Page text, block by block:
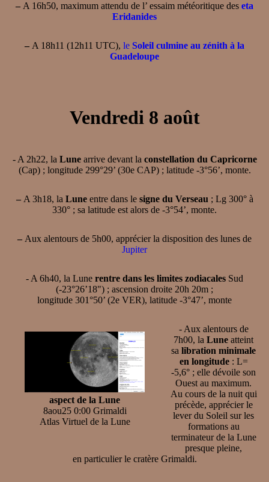
– A 16h50, maximum attendu de l’ essaim météoritique des eta
Eridanides
– A 18h11 (12h11 UTC), le Soleil culmine au zénith à la
Guadeloupe
Vendredi 8 août
- A 2h22, la Lunearrive devant la constellation du Capricorne
(Cap) ; longitude 299°29’ (30e CAP) ; latitude -3°56’, monte.
–A 3h18, la Luneentre dans le signe du Verseau ; Lg 300° à
330° ; sa latitude est alors de -3°54’, monte.
– Aux alentours de 5h00, apprécier la disposition des lunes de
Jupiter
- A 6h40, la Lune rentre dans les limites zodiacales Sud
(-23°26’18") ; ascension droite 20h 20m ;
longitude 301°50’ (2e VER), latitude -3°47’, monte
aspect de la Lune
8aou25 0:00 Grimaldi
Atlas Virtuel de la Lune
- Aux alentours de
7h00, la Lune atteint
sa libration minimale
en longitude: L=
-5,6° ; elle dévoile son
Ouest au maximum.
Au cours de la nuit qui
précède, apprécier le
lever du Soleil sur les
formations au
terminateur de la Lune
presque pleine,
en particulier le cratère Grimaldi.